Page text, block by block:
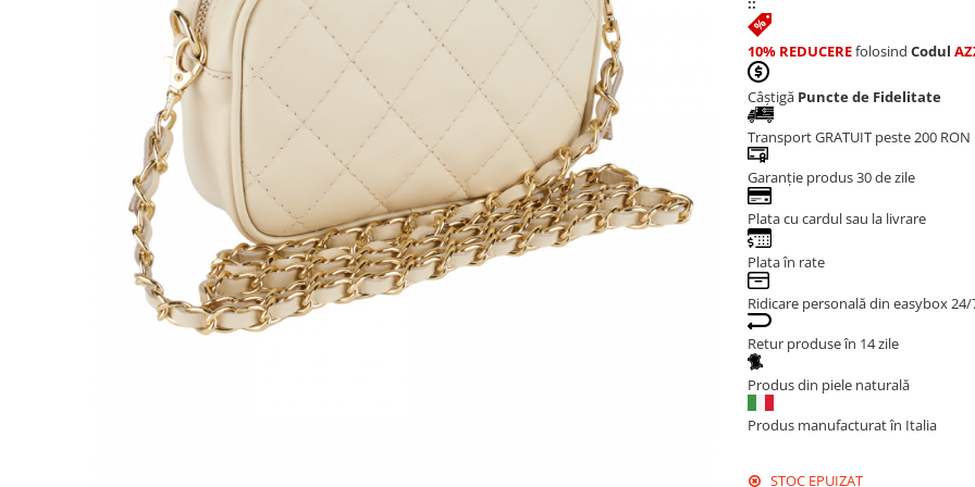
Genți Bleumarin
10% REDUCEREfolosind Codul
Câștigă Puncte de Fidelitate
Transport GRATUIT peste 200 RON
Garanție produs 30 de zile
Plata cu cardul sau la livrare
Plata în rate
Ridicare personală din easybox 24/
Retur produse în 14 zile
Produs din piele naturală
Produs manufacturat în Italia
STOC EPUIZAT